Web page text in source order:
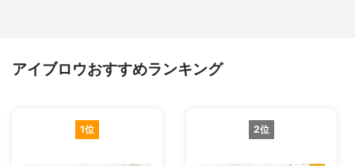
アイブロウおすすめランキング
1位 2位